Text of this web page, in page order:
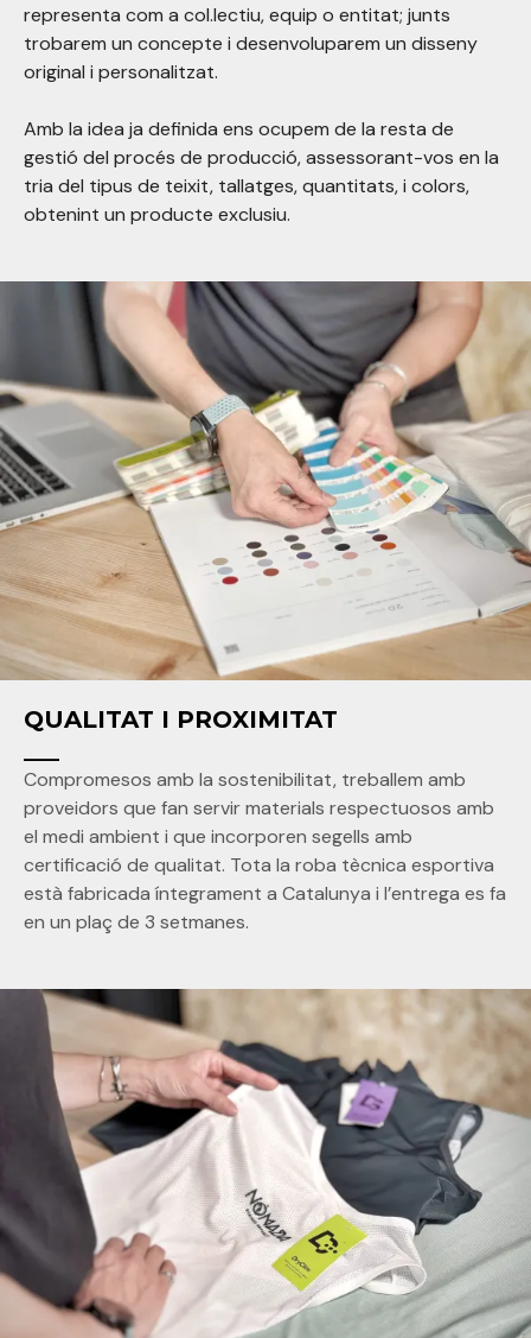
representa com a col.lectiu, equip o entitat; junts
trobarem un concepte i desenvoluparem un disseny
original i personalitzat.
Amb la idea ja definida ens ocupem de la resta de
gestió del procés de producció, assessorant-vos en la
tria del tipus de teixit, tallatges, quantitats, i colors,
obtenint un producte exclusiu.
QUALITAT I PROXIMITAT
Compromesos amb la sostenibilitat, treballem amb
proveidors que fan servir materials respectuosos amb
el medi ambient i que incorporen segells amb
certificació de qualitat. Tota la roba tècnica esportiva
està fabricada íntegrament a Catalunya i l’entrega es fa
en un plaç de 3 setmanes.